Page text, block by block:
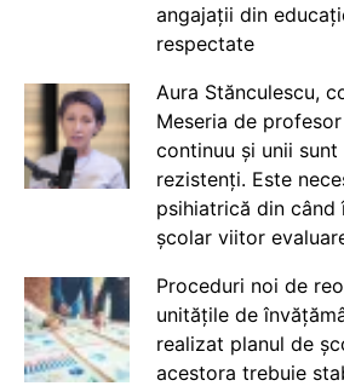
angajații din
respectate
Aura Stănculescu,
Meseria de
continuu și unii
rezistenți. Este
psihiatrică din când
școlar viitor
Proceduri noi de
unitățile de
realizat planul de
acestora trebuie